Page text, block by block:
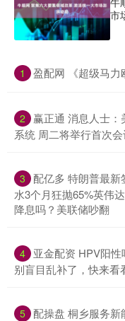
市
1 盈配网 《超级马
2
赢正通 消息人士
系统 周二将举行首次会
3 配亿多 特朗普最新
水3个月狂抛65%英伟
降息吗？美联储吵翻
4 亚金配资 HPV阳性
别盲目乱补了，快来看
5 配操盘 桐乡服务